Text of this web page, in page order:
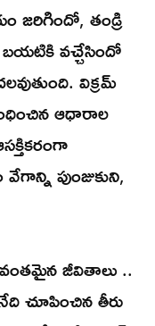
జరిగిందో, తండ్రి
బయటికి వచ్చేసిందో
విక్రమ్
ఆధారాల
పుంజుకుని,
జీవితాలు ..
చూపించిన తీరు